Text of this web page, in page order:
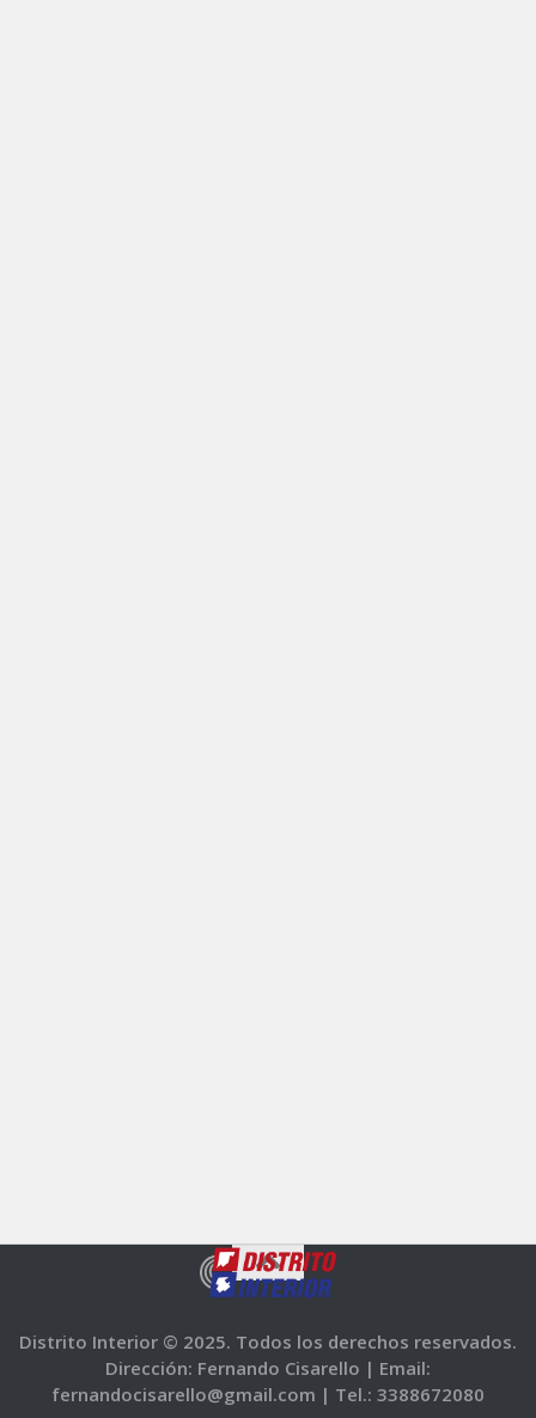
Distrito Interior © 2025. Todos los derechos reservados.
Dirección: Fernando Cisarello | Email:
fernandocisarello@gmail.com | Tel.: 3388672080